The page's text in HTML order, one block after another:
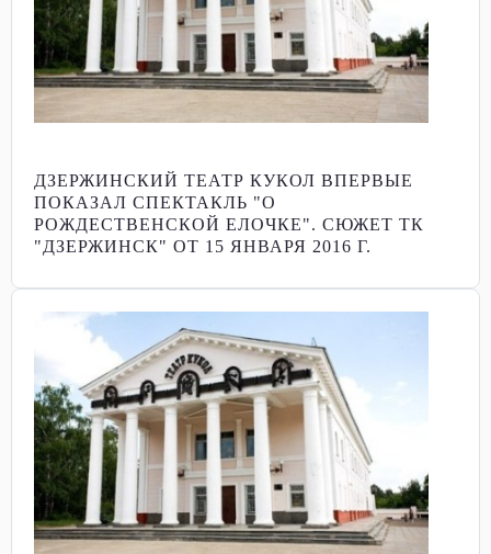
ДЗЕРЖИНСКИЙ ТЕАТР КУКОЛ ВПЕРВЫЕ
ПОКАЗАЛ СПЕКТАКЛЬ "О
РОЖДЕСТВЕНСКОЙ ЕЛОЧКЕ". СЮЖЕТ ТК
"ДЗЕРЖИНСК" ОТ 15 ЯНВАРЯ 2016 Г.